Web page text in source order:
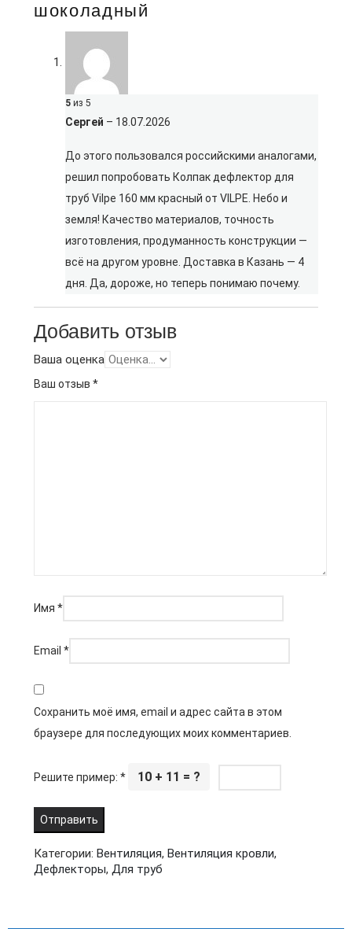
шоколадный
5 из 5
Сергей – 18.07.2026
До этого пользовался российскими аналогами,
решил попробовать Колпак дефлектор для
труб Vilpe 160 мм красный от VILPE. Небо и
земля! Качество материалов, точность
изготовления, продуманность конструкции —
всё на другом уровне. Доставка в Казань — 4
дня. Да, дороже, но теперь понимаю почему.
Добавить отзыв
Ваша оценка
Ваш отзыв *
Имя *
Email *
Сохранить моё имя, email и адрес сайта в этом
браузере для последующих моих комментариев.
Решите пример: * 10 + 11 = ?
Категории: Вентиляция, Вентиляция кровли,
Дефлекторы, Для труб